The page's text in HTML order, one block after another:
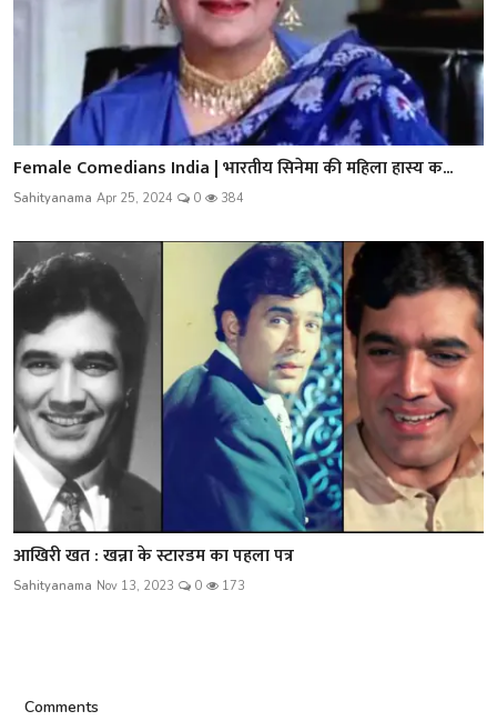
Female Comedians India | भारतीय सिनेमा की महिला हास्य क...
Sahityanama Apr 25, 2024 0 384
आखिरी खत : खन्ना के स्टारडम का पहला पत्र
Sahityanama Nov 13, 2023 0 173
Comments